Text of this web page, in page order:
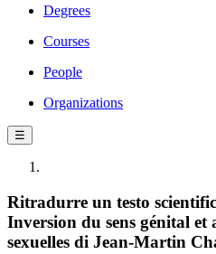
Degrees
Courses
People
Organizations
☰
Ritradurre un testo
Inversion du sens génital et
sexuelles di Jean-Martin